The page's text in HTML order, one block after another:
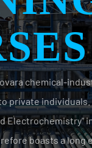
chemical-
private
Electrochemistry"
boasts a long